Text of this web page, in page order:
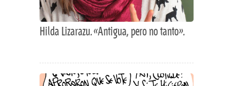
Hilda Lizarazu. «Antigua, pero no tanto».